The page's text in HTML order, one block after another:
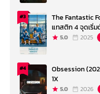
#3
The Fantastic
แทสติก 4 จุดเริ่
5.0 2025
#4
Obsession
1X
5.0 2026